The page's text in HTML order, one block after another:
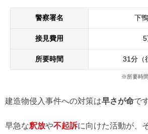
警察署名 下
接見費用 5
所要時間 31分（
※所要時
建造物侵入事件への対策は早さが命で
早急な釈放や不起訴に向けた活動が、